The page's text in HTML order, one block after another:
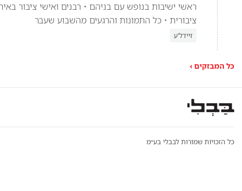
ראשי ישיבות בנופש עם בניהם • רבנים ואישי ציבור
ציבורית • כל התמונות והרגעים מהשבוע שעבר
זיידל'ע
כל המבזקים ›
כל הזכויות שמורות לבבלי בע״מ